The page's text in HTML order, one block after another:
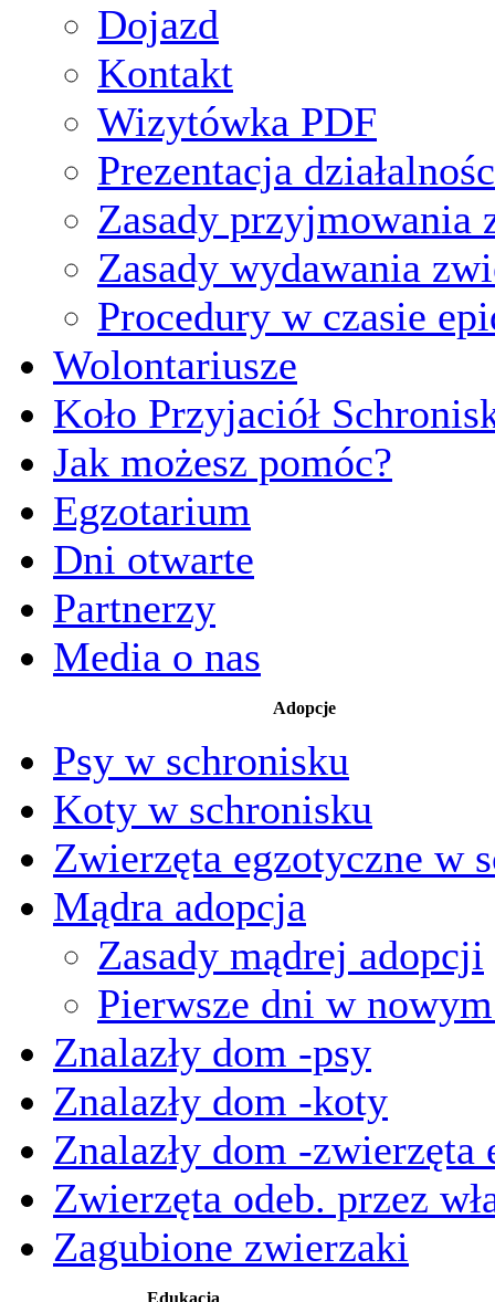
Dojazd
Kontakt
Wizytówka PDF
Prezentacja
Zasady przyjmowania
Zasady wydawania
Procedury w czasie
Wolontariusze
Koło Przyjaciół
Jak możesz pomóc?
Egzotarium
Dni otwarte
Partnerzy
Media o nas
Adopcje
Psy w schronisku
Koty w schronisku
Zwierzęta egzotyczne w
Mądra adopcja
Zasady mądrej adopcji
Pierwsze dni w
Znalazły dom -psy
Znalazły dom -koty
Znalazły dom -zwierzęta
Zwierzęta odeb. przez
Zagubione zwierzaki
Edukacja